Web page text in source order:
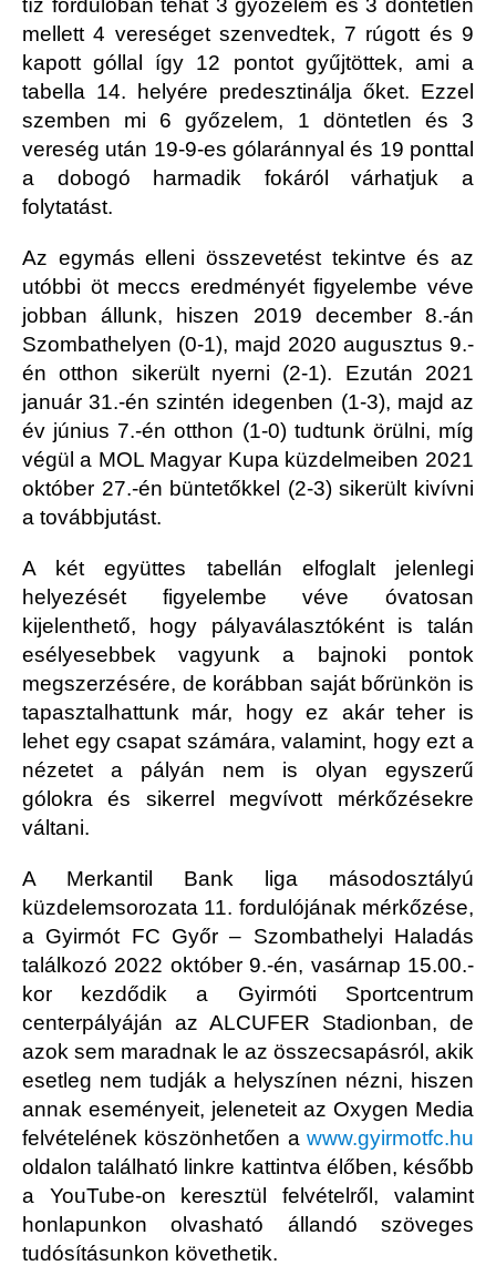
tíz fordulóban tehát 3 győzelem és 3 döntetlen
mellett 4 vereséget szenvedtek, 7 rúgott és 9
kapott góllal így 12 pontot gyűjtöttek, ami a
tabella 14. helyére predesztinálja őket. Ezzel
szemben mi 6 győzelem, 1 döntetlen és 3
vereség után 19-9-es gólaránnyal és 19 ponttal
a dobogó harmadik fokáról várhatjuk a
folytatást.
Az egymás elleni összevetést tekintve és az
utóbbi öt meccs eredményét figyelembe véve
jobban állunk, hiszen 2019 december 8.-án
Szombathelyen (0-1), majd 2020 augusztus 9.-
én otthon sikerült nyerni (2-1). Ezután 2021
január 31.-én szintén idegenben (1-3), majd az
év június 7.-én otthon (1-0) tudtunk örülni, míg
végül a MOL Magyar Kupa küzdelmeiben 2021
október 27.-én büntetőkkel (2-3) sikerült kivívni
a továbbjutást.
A két együttes tabellán elfoglalt jelenlegi
helyezését figyelembe véve óvatosan
kijelenthető, hogy pályaválasztóként is talán
esélyesebbek vagyunk a bajnoki pontok
megszerzésére, de korábban saját bőrünkön is
tapasztalhattunk már, hogy ez akár teher is
lehet egy csapat számára, valamint, hogy ezt a
nézetet a pályán nem is olyan egyszerű
gólokra és sikerrel megvívott mérkőzésekre
váltani.
A Merkantil Bank liga másodosztályú
küzdelemsorozata 11. fordulójának mérkőzése,
a Gyirmót FC Győr – Szombathelyi Haladás
találkozó 2022 október 9.-én, vasárnap 15.00.-
kor kezdődik a Gyirmóti Sportcentrum
centerpályáján az ALCUFER Stadionban, de
azok sem maradnak le az összecsapásról, akik
esetleg nem tudják a helyszínen nézni, hiszen
annak eseményeit, jeleneteit az Oxygen Media
felvételének köszönhetően a www.gyirmotfc.hu
oldalon található linkre kattintva élőben, később
a YouTube-on keresztül felvételről, valamint
honlapunkon olvasható állandó szöveges
tudósításunkon követhetik.